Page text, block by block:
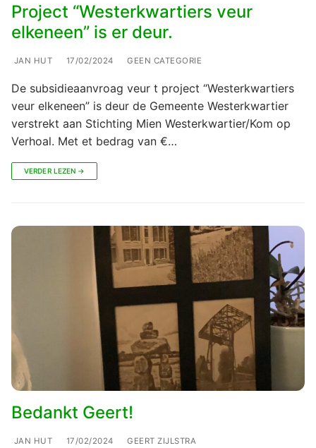
Project “Westerkwartiers veur
elkeneen” is er deur.
JAN HUT 17/02/2024 GEEN CATEGORIE
De subsidieaanvroag veur t project “Westerkwartiers
veur elkeneen” is deur de Gemeente Westerkwartier
verstrekt aan Stichting Mien Westerkwartier/Kom op
Verhoal. Met et bedrag van €…
VERDER LEZEN →
Bedankt Geert!
JAN HUT 17/02/2024 GEERT ZIJLSTRA